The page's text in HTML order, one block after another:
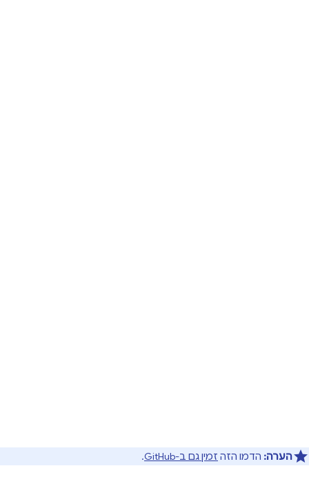
הערה: הדמו הזה זמין גם ב-GitHub .